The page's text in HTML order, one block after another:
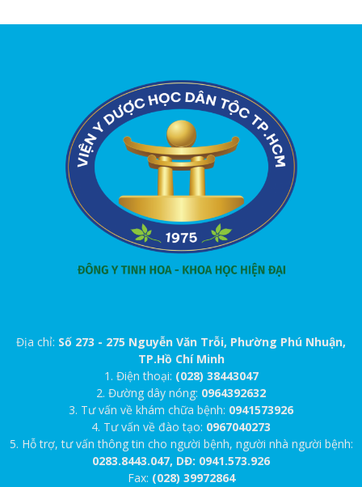
Địa chỉ: Số 273 - 275 Nguyễn Văn Trỗi, Phường Phú Nhuận,
TP.Hồ Chí Minh
1. Điện thoại: (028) 38443047
2. Đường dây nóng: 0964392632
3. Tư vấn về khám chữa bệnh: 0941573926
4. Tư vấn về đào tạo: 0967040273
5. Hỗ trợ, tư vấn thông tin cho người bệnh, người nhà người bệnh:
0283.8443.047, DĐ: 0941.573.926
Fax: (028) 39972864